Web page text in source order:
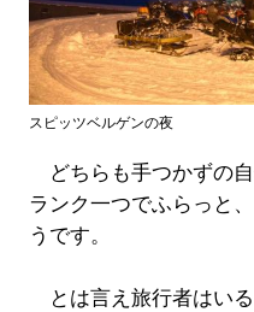
スピッツベルゲンの夜
どちらも手つかずの
ランク一つでふらっと
うです。
とは言え旅行者はい